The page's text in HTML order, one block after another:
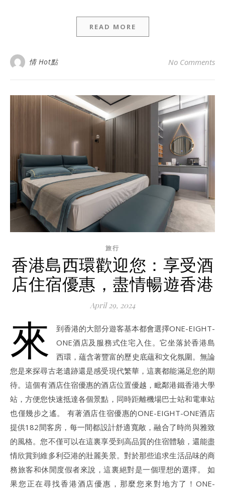
READ MORE
情 Hot點 No Comments
旅行
香港島西環歡迎您：享受酒
店住宿優惠，盡情暢遊香港
April 29, 2024
來
到香港的大部分遊客基本都會選擇ONE-EIGHT-
ONE酒店及服務式住宅入住。它坐落於香港島
西環，蘊含著豐富的歷史底蘊和文化氛圍。無論
您是來探尋古老遺跡還是感受現代繁華，這裏都能滿足您的期
待。這個有酒店住宿優惠的酒店位置優越，毗鄰港鐵香港大學
站，方便您快速抵達各個景點，同時距離機場巴士站和電車站
也僅幾步之遙。 有著酒店住宿優惠的ONE-EIGHT-ONE酒店
提供182間客房，每一間都設計舒適寬敞，融合了時尚與雅致
的風格。您不僅可以在這裏享受到高品質的住宿體驗，還能盡
情欣賞到維多利亞港的壯麗美景。對於那些追求生活品味的商
務旅客和休閒度假者來說，這裏絕對是一個理想的選擇。 如
果您正在尋找香港酒店優惠，那麼您來對地方了！ONE-